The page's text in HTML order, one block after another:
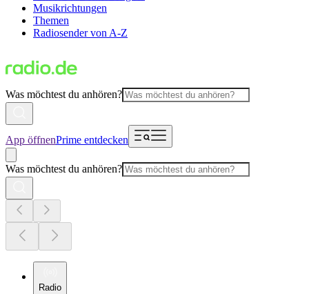
Musikrichtungen
Themen
Radiosender von A-Z
Was möchtest du anhören?
App öffnenPrime entdecken
Was möchtest du anhören?
Radio